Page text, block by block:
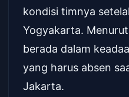
kondisi timnya
Yogyakarta.
berada dalam
yang harus absen
Jakarta.